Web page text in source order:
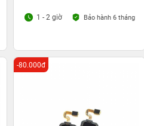
1 - 2 giờ Bảo hành 6 tháng
-80.000đ